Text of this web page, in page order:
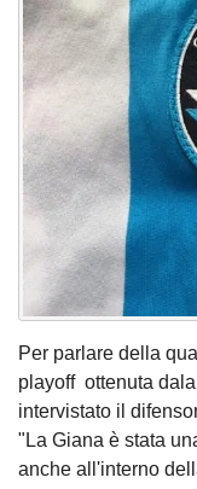
Per parlare della
playoff ottenuta dala
intervistato il
"La Giana è stata
anche all'interno